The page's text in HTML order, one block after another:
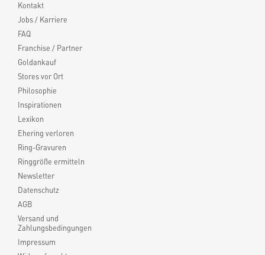
Kontakt
Jobs / Karriere
FAQ
Franchise / Partner
Goldankauf
Stores vor Ort
Philosophie
Inspirationen
Lexikon
Ehering verloren
Ring-Gravuren
Ringgröße ermitteln
Newsletter
Datenschutz
AGB
Versand und
Zahlungsbedingungen
Impressum